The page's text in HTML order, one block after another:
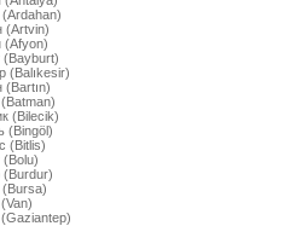
(Artvin)
(Bayburt)
(Balıkesir)
(Bartın)
(Bilecik)
(Bingöl)
(Bitlis)
(Bolu)
(Burdur)
(Bursa)
(Gaziantep)